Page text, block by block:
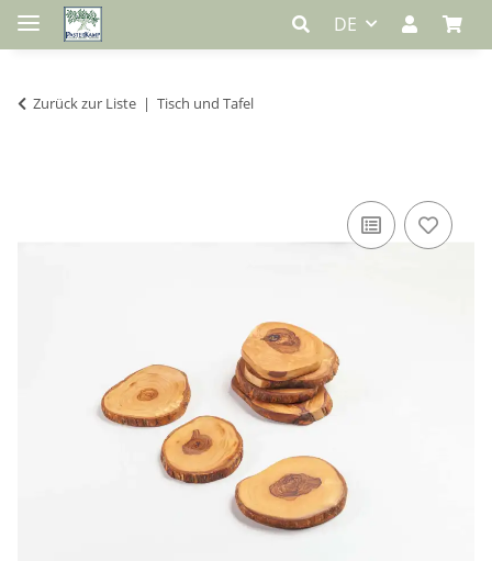
DE
Zurück zur Liste Tisch und Tafel